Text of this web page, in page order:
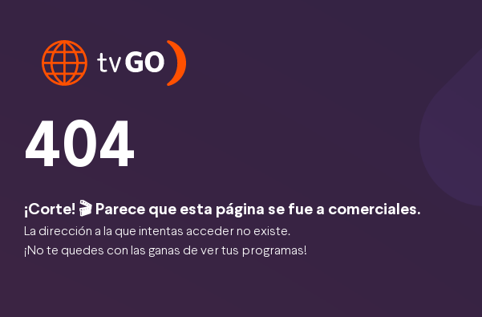
404
¡Corte! 🎬 Parece que esta página se fue a comerciales.
La dirección a la que intentas acceder no existe.
¡No te quedes con las ganas de ver tus programas!